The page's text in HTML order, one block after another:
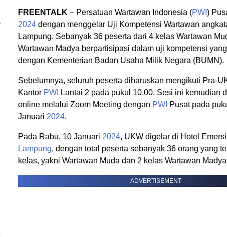
FREENTALK – Persatuan Wartawan Indonesia (PWI )
2024 dengan menggelar Uji Kompetensi Wartawan
Lampung. Sebanyak 36 peserta dari 4 kelas Wartawan
Wartawan Madya berpartisipasi dalam uji kompetensi
dengan Kementerian Badan Usaha Milik Negara (BUMN).
Sebelumnya, seluruh peserta diharuskan mengikuti Pra-
Kantor PWI
Lantai 2 pada pukul 10.00. Sesi ini kemudian
online melalui Zoom Meeting dengan PWI Pusat pada
Januari 2024.
Pada Rabu, 10 Januari 2024, UKW digelar di Hotel
Lampung, dengan total peserta sebanyak 36 orang yang
kelas, yakni Wartawan Muda dan 2 kelas Wartawan
ADVERTISEMENT